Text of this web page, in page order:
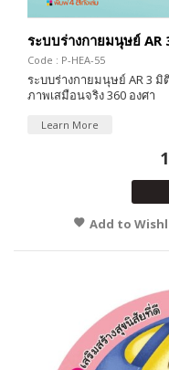
ระบบร่างกายมนุษย์ AR
Code : P-HEA-55
ระบบร่างกายมนุษย์ AR 3
ภาพเสมือนจริง 360 องศา
Learn More
Add to